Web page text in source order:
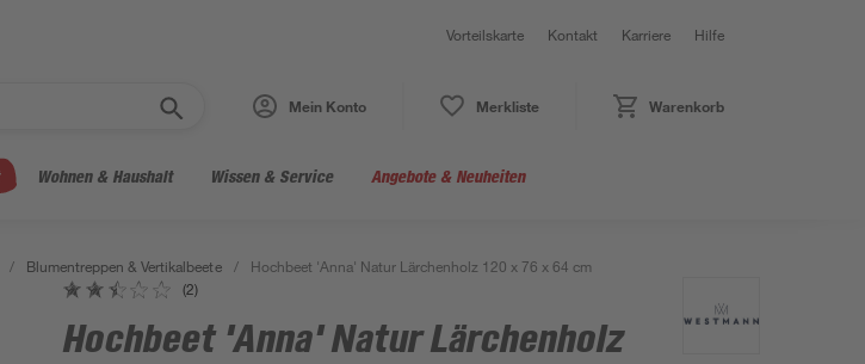
Vorteilskarte Kontakt Karriere Hilfe
Mein Konto Merkliste Warenkorb
Wohnen & Haushalt Wissen & Service Angebote & Neuheiten
/ Blumentreppen & Vertikalbeete / Hochbeet 'Anna' Natur Lärchenholz 120 x 76 x 64 cm
(2)
Hochbeet 'Anna' Natur Lärchenholz